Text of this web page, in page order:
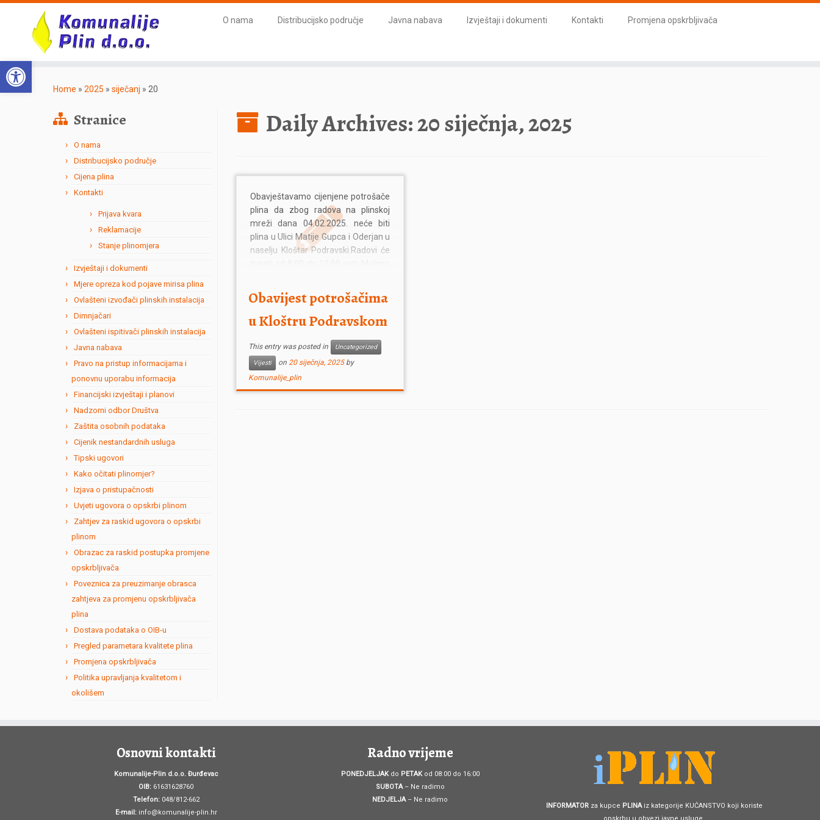
Open toolbar
O nama Distribucijsko područje Javna nabava Izvještaji i dokumenti Kontakti Promjena opskrbljivača
Home » 2025 » siječanj » 20
Stranice
O nama
Distribucijsko područje
Cijena plina
Kontakti
Prijava kvara
Reklamacije
Stanje plinomjera
Izvještaji i dokumenti
Mjere opreza kod pojave mirisa plina
Ovlašteni izvođači plinskih instalacija
Dimnjačari
Ovlašteni ispitivači plinskih instalacija
Javna nabava
Pravo na pristup informacijama i
ponovnu uporabu informacija
Financijski izvještaji i planovi
Nadzorni odbor Društva
Zaštita osobnih podataka
Cijenik nestandardnih usluga
Tipski ugovori
Kako očitati plinomjer?
Izjava o pristupačnosti
Uvjeti ugovora o opskrbi plinom
Zahtjev za raskid ugovora o opskrbi
plinom
Obrazac za raskid postupka promjene
opskrbljivača
Poveznica za preuzimanje obrasca
zahtjeva za promjenu opskrbljivača
plina
Dostava podataka o OIB-u
Pregled parametara kvalitete plina
Promjena opskrbljivača
Politika upravljanja kvalitetom i
okolišem
Daily Archives:20 siječnja, 2025
Obavještavamo cijenjene potrošače
plina da zbog radova na plinskoj
mreži dana 04.02.2025. neće biti
plina u Ulici Matije Gupca i Oderjan u
naselju Kloštar Podravski.Radovi će
razumijevanje!
Obavijest potrošačima
u Kloštru Podravskom
This entry was posted in
Uncategorized
Vijesti
on20 siječnja, 2025 by
Komunalije_plin
Osnovni kontakti
Komunalije-Plin d.o.o. Đurđevac
OIB: 61631628760
Telefon:048/812-662
E-mail: info@komunalije-plin.hr
Radno vrijeme
PONEDJELJAKdo PETAKod 08:00 do 16:00
SUBOTA– Ne radimo
NEDJELJA– Ne radimo
INFORMATOR za kupce PLINA iz kategorije KUĆANSTVO koji koriste